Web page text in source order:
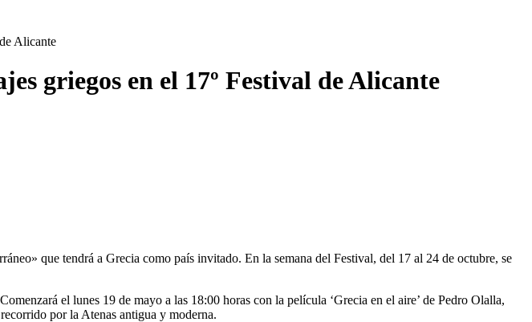
Alicante
griegos en el 17º Festival de Alicante
que tendrá a Grecia como país invitado. En la semana del Festival, del 17 al 24 de octubre, se
el lunes 19 de mayo a las 18:00 horas con la película ‘Grecia en el aire’ de Pedro Olalla,
por la Atenas antigua y moderna.